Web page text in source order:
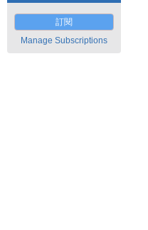
訂閱
Manage Subscriptions